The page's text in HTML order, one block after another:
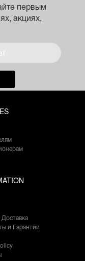
первым
акциях,
и Гарантии